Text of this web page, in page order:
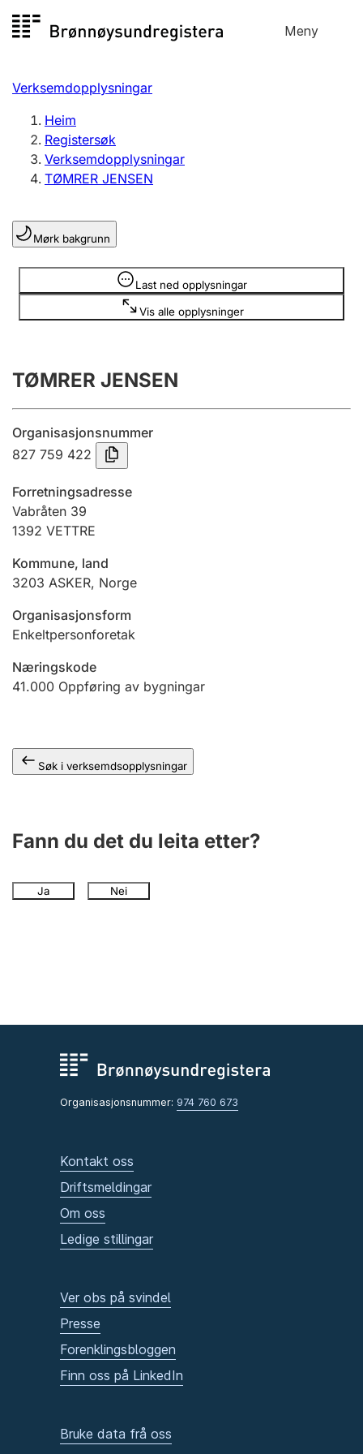
til
Meny
Registersøk
Aksjeselskap
Enkeltpersonføretak
Registrere, endre, slette
Lag og foreining
Registrere, endre, slette
Årsrekneskap
Innsending og forseinkingsgebyr
Jeger
Ektepaktrettleiaren
Andre tema
Verksemdopplysningar
Heim
Registersøk
Verksemdopplysningar
TØMRER JENSEN
Mørk bakgrunn
Last ned opplysningar
Vis alle opplysninger
Opplysninger er skjult
TØMRER JENSEN
Organisasjonsnummer
827 759 422
Forretningsadresse
Vabråten 39
1392 VETTRE
Kommune, land
3203 ASKER, Norge
Organisasjonsform
Enkeltpersonforetak
Næringskode
41.000 Oppføring av bygningar
Søk i verksemdsopplysningar
Fann du det du leita etter?
Ja Nei
Organisasjonsnummer: 974 760 673
Kontakt oss
Driftsmeldingar
Om oss
Ledige stillingar
Ver obs på svindel
Presse
Forenklingsbloggen
Finn oss på LinkedIn
Bruke data frå oss